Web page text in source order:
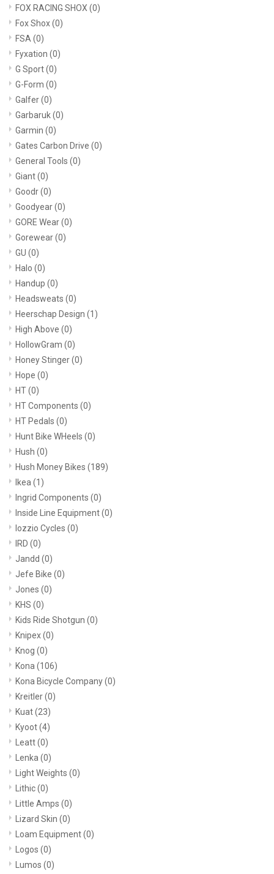
FOX RACING SHOX (0)
Fox Shox(0)
FSA (0)
Fyxation (0)
G Sport(0)
G-Form (0)
Galfer(0)
Garbaruk(0)
Garmin (0)
Gates Carbon Drive (0)
General Tools (0)
Giant(0)
Goodr(0)
Goodyear(0)
GORE Wear(0)
Gorewear(0)
GU (0)
Halo (0)
Handup (0)
Headsweats (0)
Heerschap Design (1)
High Above (0)
HollowGram (0)
Honey Stinger(0)
Hope (0)
HT(0)
HT Components (0)
HT Pedals (0)
Hunt Bike WHeels (0)
Hush (0)
Hush Money Bikes (189)
Ikea (1)
Ingrid Components (0)
Inside Line Equipment(0)
Iozzio Cycles (0)
IRD (0)
Jandd (0)
Jefe Bike (0)
Jones (0)
KHS (0)
Kids Ride Shotgun (0)
Knipex(0)
Knog (0)
Kona (106)
Kona Bicycle Company(0)
Kreitler(0)
Kuat(23)
Kyoot(4)
Leatt(0)
Lenka (0)
Light Weights (0)
Lithic(0)
Little Amps (0)
Lizard Skin (0)
Loam Equipment(0)
Logos (0)
Lumos (0)